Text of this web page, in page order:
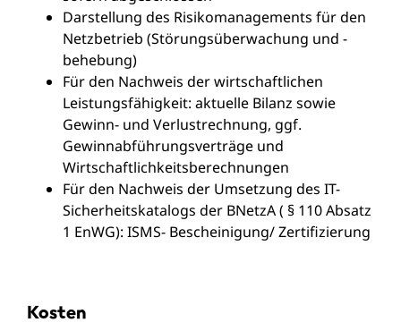
Darstellung des Risikomanagements für den
Netzbetrieb (Störungsüberwachung und -
behebung)
Für den Nachweis der wirtschaftlichen
Leistungsfähigkeit: aktuelle Bilanz sowie
Gewinn- und Verlustrechnung, ggf.
Gewinnabführungsverträge und
Wirtschaftlichkeitsberechnungen
Für den Nachweis der Umsetzung des IT-
Sicherheitskatalogs der BNetzA ( § 110 Absatz
1 EnWG): ISMS- Bescheinigung/ Zertifizierung
Kosten